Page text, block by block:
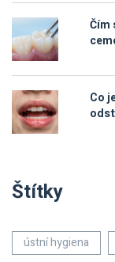
Čím
Co
Štítky
ústní hygiena